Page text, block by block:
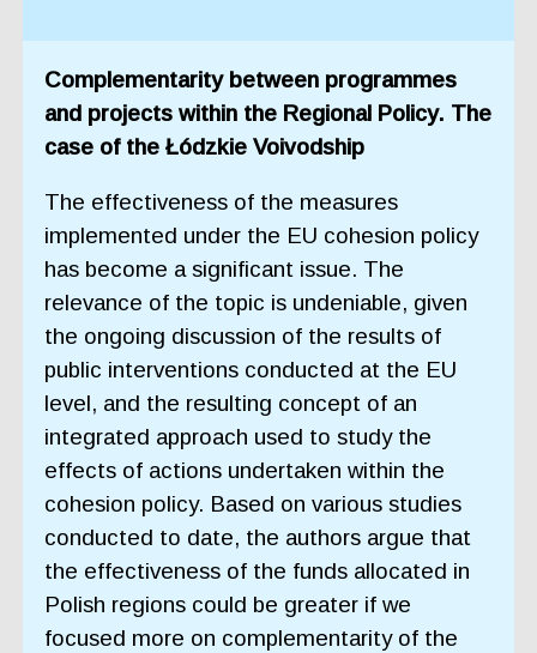
Complementarity between programmes
and projects within the Regional Policy. The
case of the Łódzkie Voivodship
The effectiveness of the measures
implemented under the EU cohesion policy
has become a significant issue. The
relevance of the topic is undeniable, given
the ongoing discussion of the results of
public interventions conducted at the EU
level, and the resulting concept of an
integrated approach used to study the
effects of actions undertaken within the
cohesion policy. Based on various studies
conducted to date, the authors argue that
the effectiveness of the funds allocated in
Polish regions could be greater if we
focused more on complementarity of the